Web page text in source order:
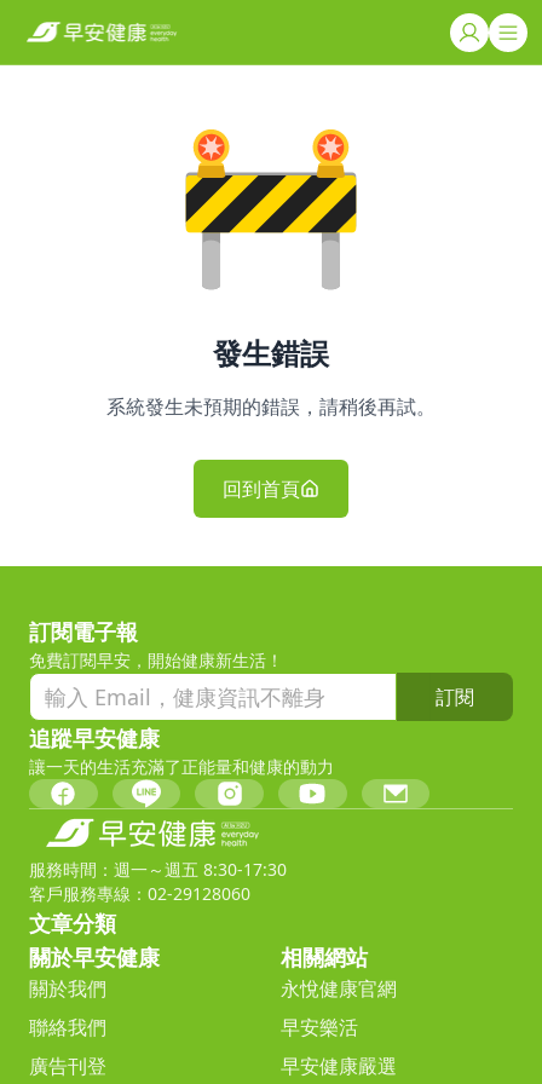
發生錯誤
系統發生未預期的錯誤，請稍後再試。
回到首頁
訂閱電子報
免費訂閱早安，開始健康新生活！
訂閱
追蹤早安健康
讓一天的生活充滿了正能量和健康的動力
服務時間：週一～週五 8:30-17:30
客戶服務專線：02-29128060
文章分類
關於早安健康
關於我們
聯絡我們
廣告刊登
相關網站
永悅健康官網
早安樂活
早安健康嚴選